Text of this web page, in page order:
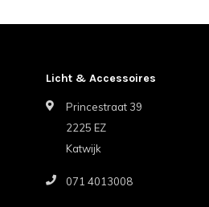
Licht & Accessoires
Princestraat 39
2225 EZ
Katwijk
071 4013008